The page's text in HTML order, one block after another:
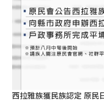
西拉雅族獲民族認定 原民